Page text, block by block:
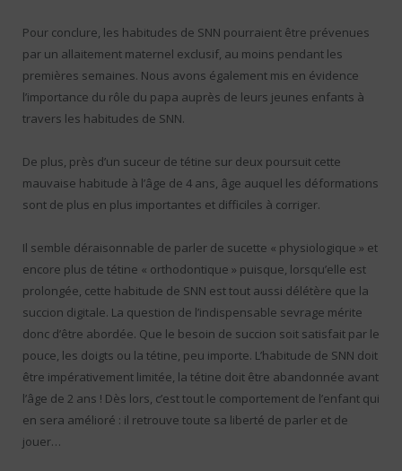
Pour conclure, les habitudes de SNN pourraient être prévenues
par un allaitement maternel exclusif, au moins pendant les
premières semaines. Nous avons également mis en évidence
l’importance du rôle du papa auprès de leurs jeunes enfants à
travers les habitudes de SNN.
De plus, près d’un suceur de tétine sur deux poursuit cette
mauvaise habitude à l’âge de 4 ans, âge auquel les déformations
sont de plus en plus importantes et difficiles à corriger.
Il semble déraisonnable de parler de sucette « physiologique » et
encore plus de tétine « orthodontique » puisque, lorsqu’elle est
prolongée, cette habitude de SNN est tout aussi délétère que la
succion digitale. La question de l’indispensable sevrage mérite
donc d’être abordée. Que le besoin de succion soit satisfait par le
pouce, les doigts ou la tétine, peu importe. L’habitude de SNN doit
être impérativement limitée, la tétine doit être abandonnée avant
l’âge de 2 ans ! Dès lors, c’est tout le comportement de l’enfant qui
en sera amélioré : il retrouve toute sa liberté de parler et de
jouer…